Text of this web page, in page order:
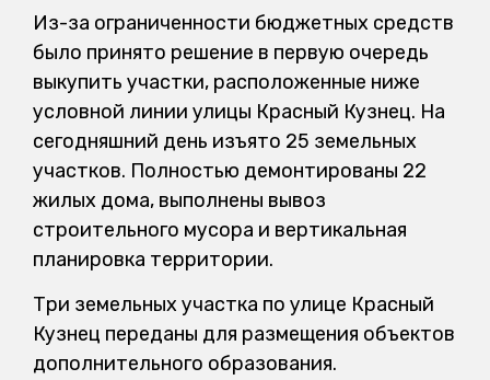
Из-за ограниченности бюджетных средств
было принято решение в первую очередь
выкупить участки, расположенные ниже
условной линии улицы Красный Кузнец. На
сегодняшний день изъято 25 земельных
участков. Полностью демонтированы 22
жилых дома, выполнены вывоз
строительного мусора и вертикальная
планировка территории.
Три земельных участка по улице Красный
Кузнец переданы для размещения объектов
дополнительного образования.